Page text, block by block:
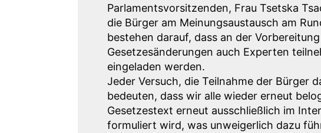
Parlamentsvorsitzenden, Frau Tsetska
die Bürger am Meinungsaustausch am
bestehen darauf, dass an der
Gesetzesänderungen auch Experten
eingeladen werden.
Jeder Versuch, die Teilnahme der Bürger
bedeuten, dass wir alle wieder erneut
Gesetzestext erneut ausschließlich im
formuliert wird, was unweigerlich dazu